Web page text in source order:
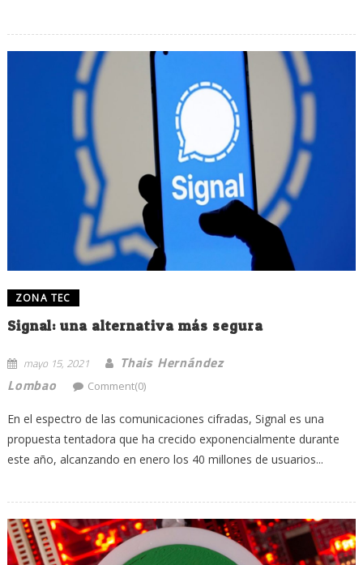
ZONA TEC
Signal: una alternativa más segura
mayo 15, 2021
Thais Hernández
Lombao
Comment(0)
En el espectro de las comunicaciones cifradas, Signal es una
propuesta tentadora que ha crecido exponencialmente durante
este año, alcanzando en enero los 40 millones de usuarios...